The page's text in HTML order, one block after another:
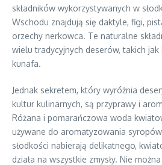
składników wykorzystywanych w
Wschodu znajdują się daktyle, figi,
orzechy nerkowca. Te naturalne
wielu tradycyjnych deserów, takich jak
kunafa.
Jednak sekretem, który wyróżnia
kultur kulinarnych, są przyprawy i
Różana i pomarańczowa woda
używane do aromatyzowania
słodkości nabierają delikatnego,
działa na wszystkie zmysły. Nie